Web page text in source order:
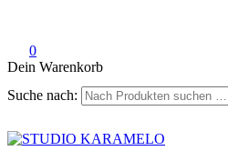
0
Dein Warenkorb
Suche nach: